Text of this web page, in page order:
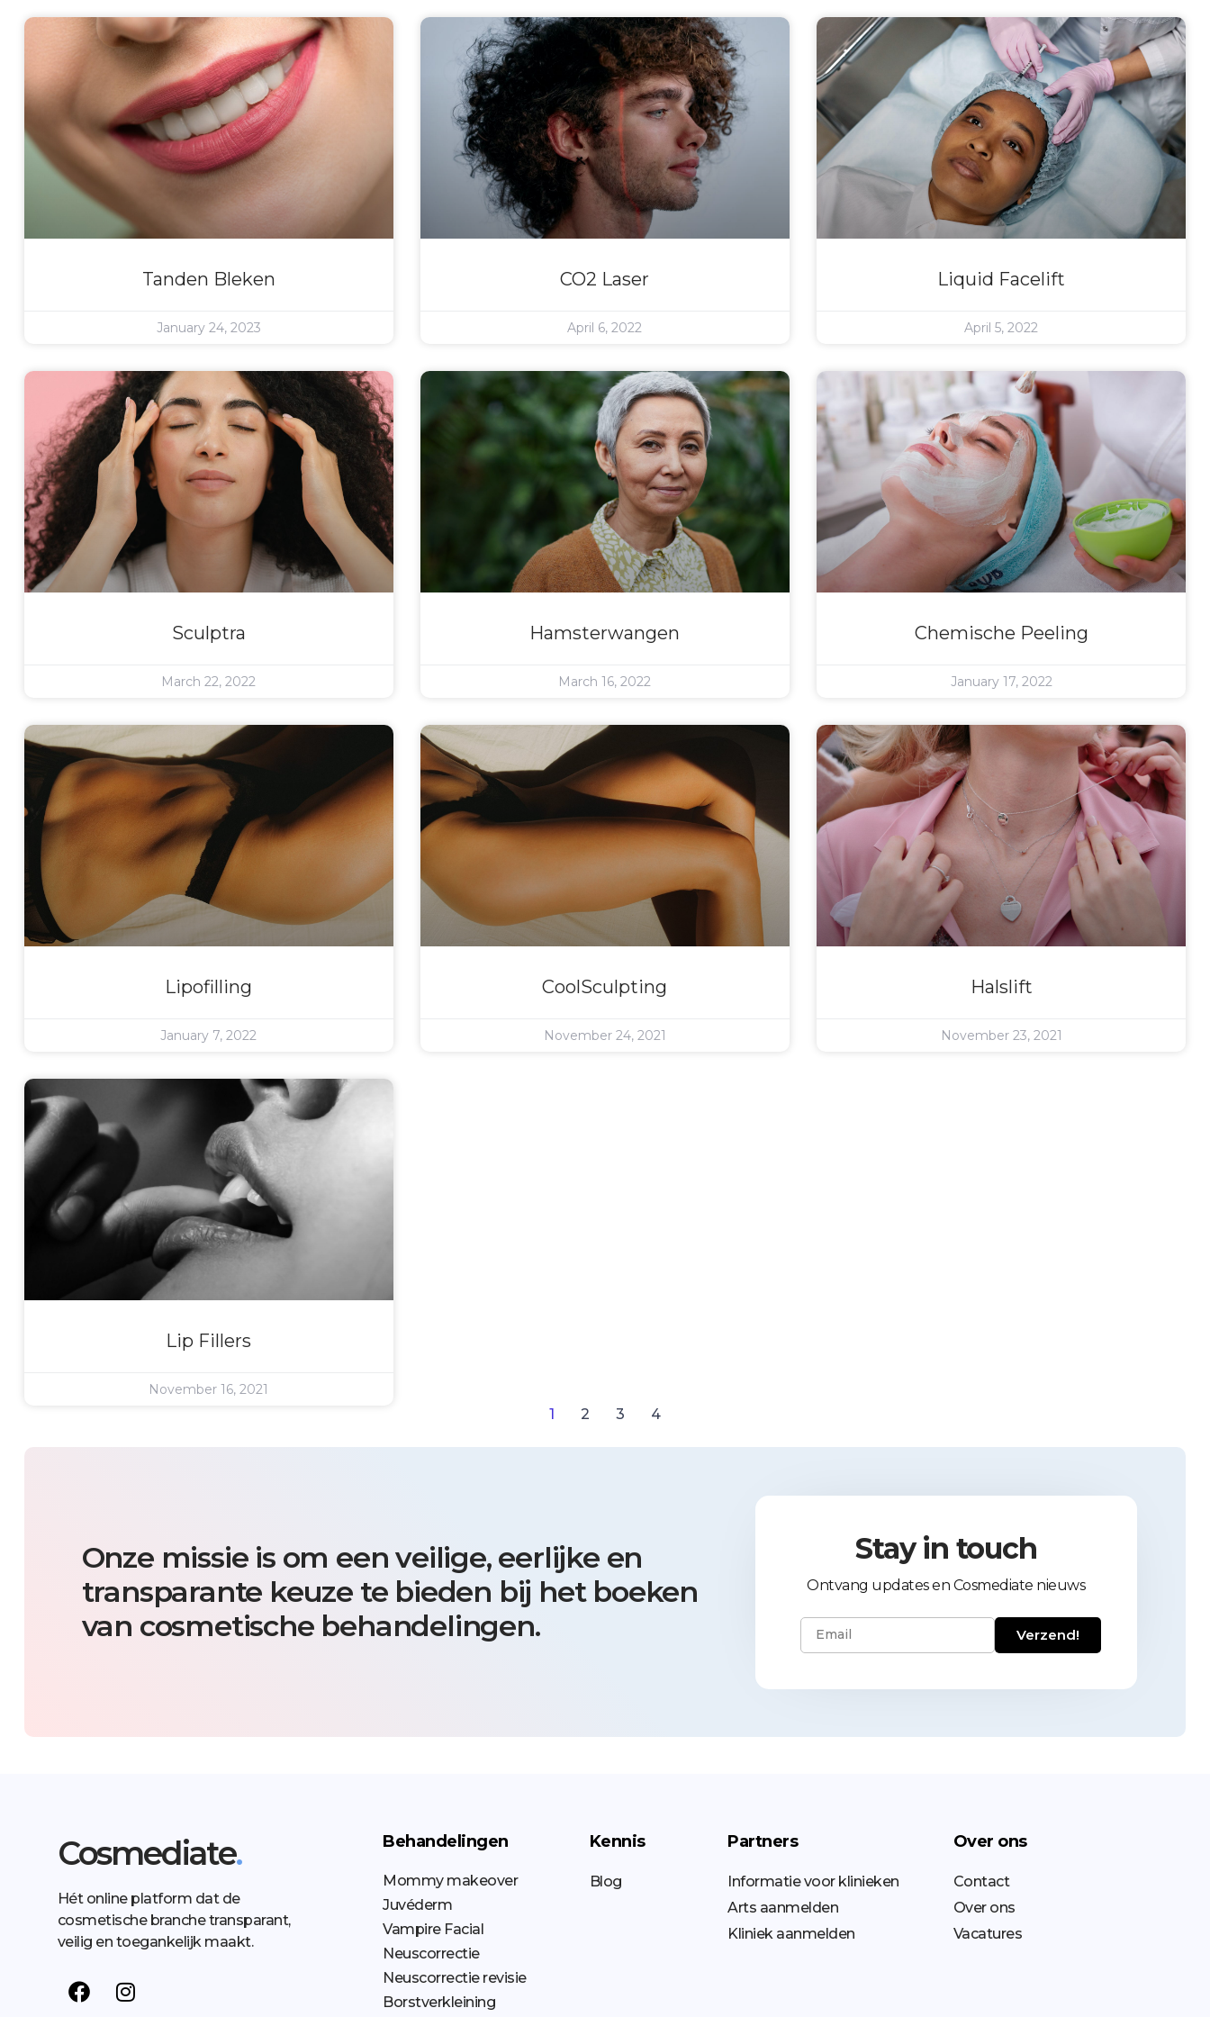
Tanden Bleken
January 24, 2023
CO2 Laser
April 6, 2022
Liquid Facelift
April 5, 2022
Sculptra
March 22, 2022
Hamsterwangen
March 16, 2022
Chemische Peeling
January 17, 2022
Lipofilling
January 7, 2022
CoolSculpting
November 24, 2021
Halslift
November 23, 2021
Lip Fillers
November 16, 2021
1 2 3 4
Onze missie is om een veilige, eerlijke en
transparante keuze te bieden bij het boeken
van cosmetische behandelingen.
Stay in touch
Ontvang updates en Cosmediate nieuws
Verzend!
Cosmediate.
Hét online platform dat de
cosmetische branche transparant,
veilig en toegankelijk maakt.
Behandelingen
Mommy makeover
Juvéderm
Vampire Facial
Neuscorrectie
Neuscorrectie revisie
Borstverkleining
Kennis
Blog
Partners
Informatie voor klinieken
Arts aanmelden
Kliniek aanmelden
Over ons
Contact
Over ons
Vacatures